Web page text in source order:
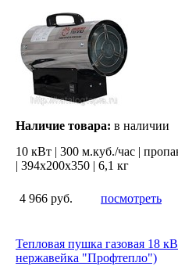
Наличие товара: в наличии
10 кВт | 300 м.куб./час |
| 394х200х350 | 6,1 кг
4 966 руб. посмотреть
Тепловая пушка газовая 18
нержавейка "Профтепло")